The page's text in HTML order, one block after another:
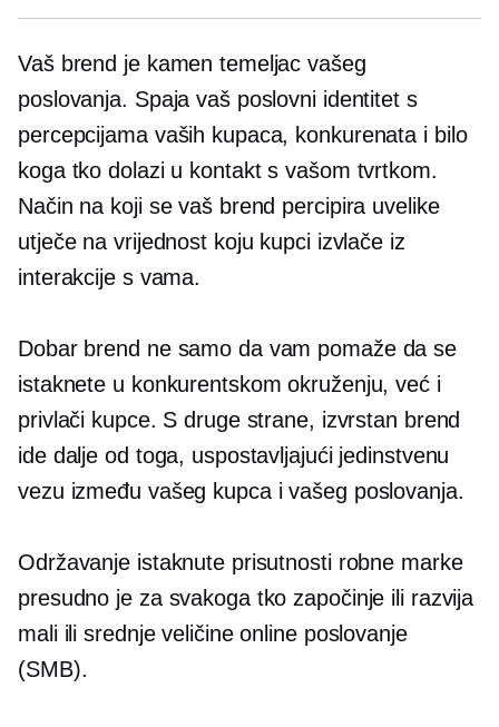
Vaš brend je kamen temeljac vašeg
poslovanja. Spaja vaš poslovni identitet s
percepcijama vaših kupaca, konkurenata i bilo
koga tko dolazi u kontakt s vašom tvrtkom.
Način na koji se vaš brend percipira uvelike
utječe na vrijednost koju kupci izvlače iz
interakcije s vama.
Dobar brend ne samo da vam pomaže da se
istaknete u konkurentskom okruženju, već i
privlači kupce. S druge strane, izvrstan brend
ide dalje od toga, uspostavljajući jedinstvenu
vezu između vašeg kupca i vašeg poslovanja.
Održavanje istaknute prisutnosti robne marke
presudno je za svakoga tko započinje ili razvija
mali ilisrednje veličineonline poslovanje
(SMB).